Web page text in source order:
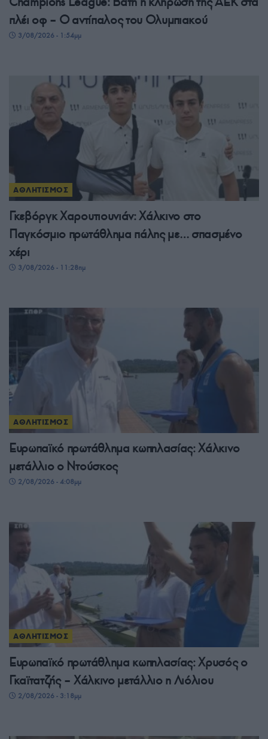
πλέι οφ – Ο αντίπαλος του Ολυμπιακού
3/08/2026 - 1:54μμ
ΑΘΛΗΤΙΣΜΟΣ
Γκεβόργκ Χαρουτιουνιάν: Χάλκινο στο
Παγκόσμιο πρωτάθλημα πάλης με… σπασμένο
χέρι
3/08/2026 - 11:28πμ
ΑΘΛΗΤΙΣΜΟΣ
Ευρωπαϊκό πρωτάθλημα κωπηλασίας: Χάλκινο
μετάλλιο ο Ντούσκος
2/08/2026 - 4:08μμ
ΑΘΛΗΤΙΣΜΟΣ
Ευρωπαϊκό πρωτάθλημα κωπηλασίας: Χρυσός ο
Γκαϊτατζής – Χάλκινο μετάλλιο η Λιόλιου
2/08/2026 - 3:18μμ